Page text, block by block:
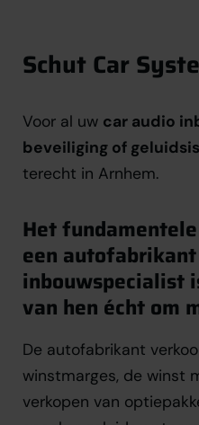
Schut Car
Voor al uw car audio
beveiliging of
terecht in Arnhem.
Het
een
inbouwspecialist
van hen écht om
De autofabrikant
winstmarges, de winst
verkopen van